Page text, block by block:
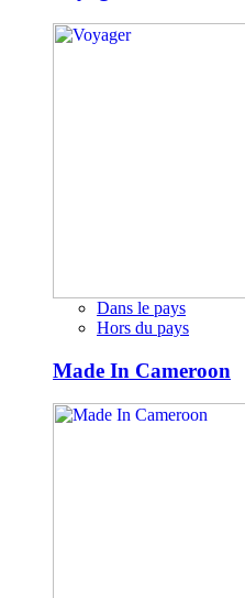
Dans le pays
Hors du pays
Made In Cameroon